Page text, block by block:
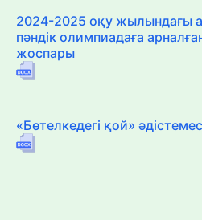
2024-2025 оқу жылындағы
пәндік олимпиадаға
жоспары
«Бөтелкедегі қой»